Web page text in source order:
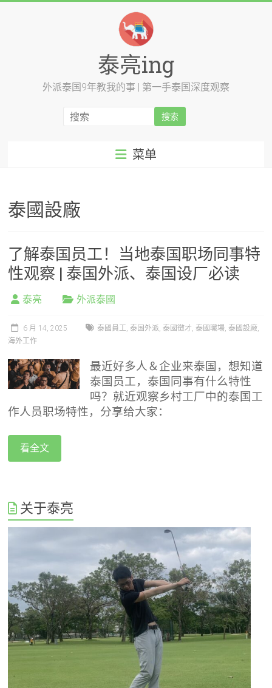
泰亮ing
外派泰国9年教我的事 | 第一手泰国深度观察
菜单
泰國設廠
了解泰国员工！当地泰国职场同事特
性观察 | 泰国外派、泰国设厂必读
泰亮 外派泰國
6 月 14, 2025 泰國員工,泰国外派,泰國徵才,泰國職場,泰國設廠,
海外工作
最近好多人＆企业来泰国，想知道
泰国员工，泰国同事有什么特性
吗？就近观察乡村工厂中的泰国工
作人员职场特性，分享给大家：
看全文
关于泰亮